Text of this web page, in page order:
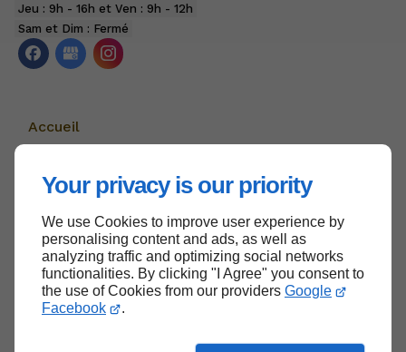
Your privacy is our priority
We use Cookies to improve user experience by
personalising content and ads, as well as
analyzing traffic and optimizing social networks
functionalities. By clicking "I Agree" you consent to
the use of Cookies from our providers Google
Facebook
.
Jeu : 9h - 16h et Ven : 9h - 12h
Sam et Dim : Fermé
Accueil
Politique de confidentialité
Plan du site
Haut de page